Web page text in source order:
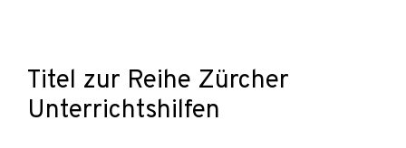
Titel zur Reihe Zürcher
Unterrichtshilfen